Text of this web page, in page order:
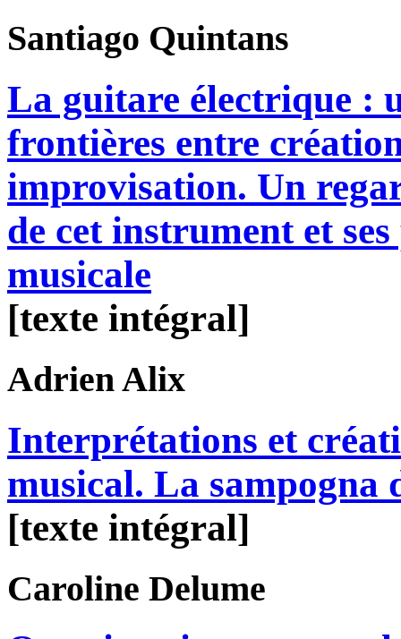
Santiago Quintans
La guitare électrique :
frontières entre
improvisation. Un
de cet instrument et
musicale
[texte intégral]
AdrienAlix
Interprétations et
musical. La sampogna
[texte intégral]
Caroline Delume